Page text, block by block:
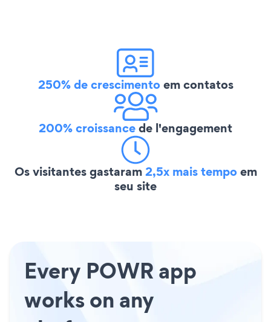
250% de crescimentoem contatos
200% croissancede l'engagement
Os visitantes gastaram2,5x mais tempoem
seu site
Every POWR app
works on any